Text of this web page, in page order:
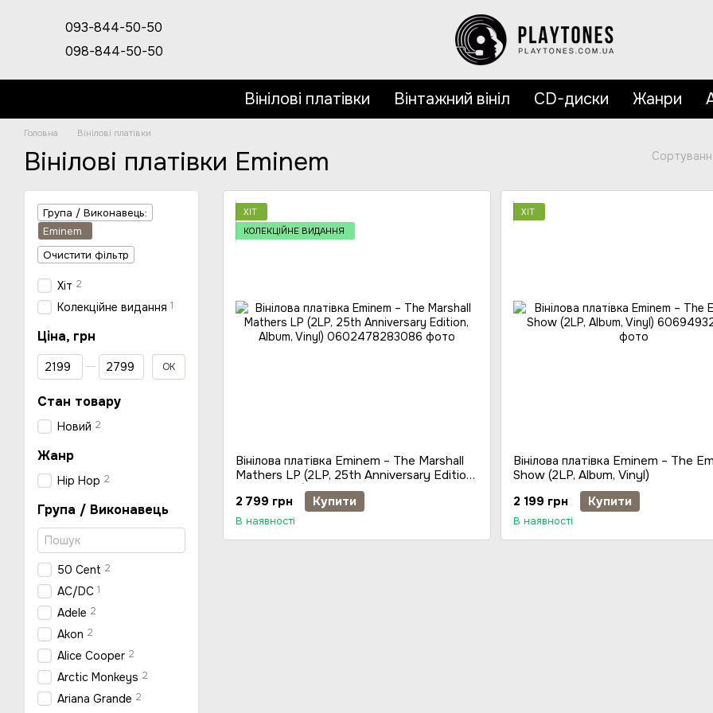
093-844-50-50
098-844-50-50
Вінілові платівки Вінтажний вініл CD-диски Жанри
Головна Вінілові платівки
Вінілові платівки Eminem
ХІТ
КОЛЕКЦІЙНЕ ВИДАННЯ
Вінілова платівка Eminem – The Marshall
Mathers LP (2LP, 25th Anniversary Edition,
Album, Vinyl)
2 799 грн Купити
В наявності
ХІТ
Вінілова платівка Eminem – The
Show (2LP, Album, Vinyl)
2 199 грн
Купити
В наявності
Група / Виконавець:
Eminem
Очистити фільтр
Хіт 2
Колекційне видання 1
Ціна, грн
Від Ціна, грн
До Ціна, грн ОК
Стан товару
Новий 2
Жанр
Hip Hop 2
Група / Виконавець
50 Cent 2
AC/DC 1
Adele 2
Akon 2
Alice Cooper 2
Arctic Monkeys 2
Ariana Grande 2